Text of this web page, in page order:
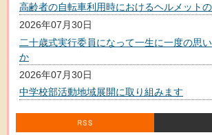
高齢者の自転車利用時におけるヘルメット
2026年07月30日
二十歳式実行委員になって一生に一度の思
か
2026年07月30日
中学校部活動地域展開に取り組みます